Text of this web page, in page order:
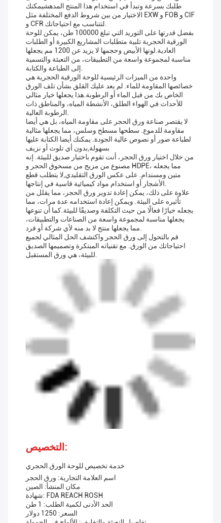
طلبك بسرعة وتبدأ في استخدام هذا المنتج المدهشيمكنك
الاختيار من بين شروط الدفع المختلفة مثل EXW و FOB و CIF
و CFR لتتناسب مع احتياجاتك.
بفضل قدرتها على التوريد التي تبلغ 100000 طن، يمكن للوحة
الورقية الحجرية تلبية متطلبات المشاريع الكبيرة أو الطلبات
العادية.لونها الأبيض وحجمها لا يزيد عن 1200 مم يجعلها
مناسبة لمجموعة واسعة من التطبيقات، من التعبئة والتسمية
إلى الطباعة والكتابة.
واحدة من الميزات الرئيسية للوحة الورقية الحجرية هي
خصائصها المقاومة للماء. لم يعد عليك القلق بشأن تلف الورق
الخاص بك من قبل الماء أو الرطوبة.هذا يجعلها خيار مثالي
للأحداث في الهواء الطلق، الأنشطة المياه، والمناطق ذات
الرطوبة العالية.
لا يقتصر صناعة ورق الحجر على مقاومة المياه، بل هي أيضا
مقاومة للدموع. سطحها مسطح وسلس، مما يجعلها مثالية
لطباعة صور أو نصوص عالية الجودة. يمكنك أيضا الكتابة عليها
بسهولة,بدون أي تلوث أو نزيف
من خلال اختيار ورق الحجر، أنت تقوم باختيار صديق للبيئة. إنه
مصنوع من مزيج من مسحوق الحجر و HDPE، مما يجعله
متين ومستدام. على عكس الورق التقليدي,لا يتطلب قطع
الأشجار أو استخدام مواد كيميائية قاسية في إنتاجها.
علاوة على ذلك، يمكن إعادة تدوير ورق الحجر، مما يقلل من
تأثيره على البيئة. ويمكن إعادة استخدامه عدة مرات، مما
يجعله خيارًا فعالًا من حيث التكلفة وصديقًا للبيئة.كما أن تنوعها
يجعلها مناسبة لمجموعة واسعة من الصناعات والتطبيقات،
مما يجعلها منتج لا بد منه لأي شركة أو فرد.
قم بالتحول إلى ورق الحجر واكتشف الحل المثالي لجميع
احتياجاتك من الورق. مع تقنياته المبتكرة وتصميمها الصديق
للبيئة، هي ورق المستقبل.
التخصيص:
خدمة تخصيص للوحة الورق الحجري
اسم العلامة التجارية: ورق الحجر
مكان المنشأ: الصين
شهادة: FDA REACH ROSH
الحد الأدنى لكمية الطلب: 1 طن
السعر: 1250 دولار